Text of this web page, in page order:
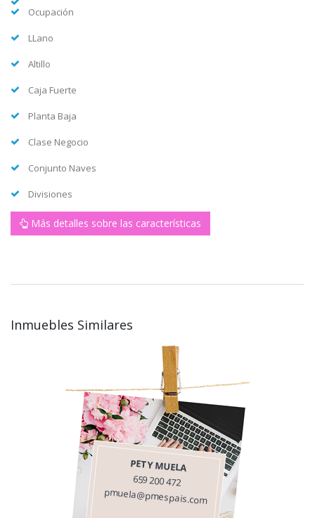
Ocupación
LLano
Altillo
Caja Fuerte
Planta Baja
Clase Negocio
Conjunto Naves
Divisiones
Más detalles sobre las características
Inmuebles Similares
PETY MUELA
659 200 472
pmuela@pmespais.com